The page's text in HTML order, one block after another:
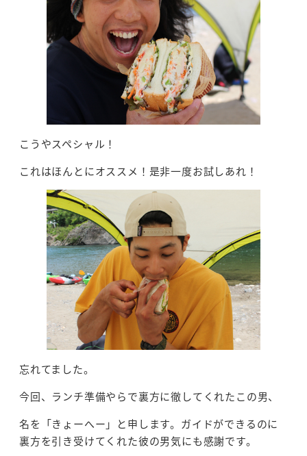
こうやスペシャル！
これはほんとにオススメ！是非一度お試しあれ！
忘れてました。
今回、ランチ準備やらで裏方に徹してくれたこの男、
名を「きょーへー」と申します。ガイドができるのに
裏方を引き受けてくれた彼の男気にも感謝です。